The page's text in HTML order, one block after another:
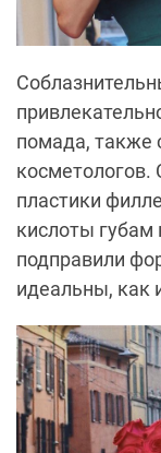
помада, также
пластики
кислоты губам
подправили
идеальны, как